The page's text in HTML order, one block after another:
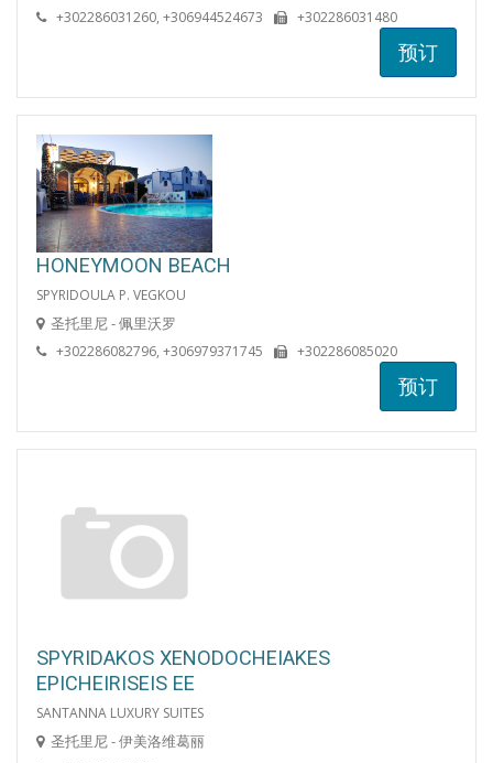
+302286031260, +306944524673 +302286031480
预订
HONEYMOON BEACH
SPYRIDOULA P. VEGKOU
圣托里尼 - 佩里沃罗
+302286082796, +306979371745 +302286085020
预订
SPYRIDAKOS XENODOCHEIAKES
EPICHEIRISEIS EE
SANTANNA LUXURY SUITES
圣托里尼 - 伊美洛维葛丽